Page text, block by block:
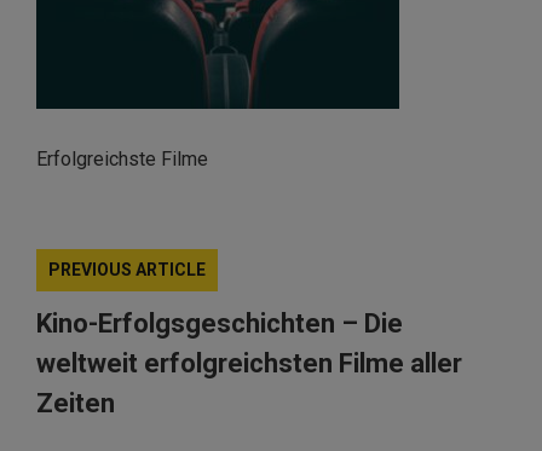
Erfolgreichste Filme
PREVIOUS ARTICLE
Kino-Erfolgsgeschichten – Die
weltweit erfolgreichsten Filme aller
Zeiten